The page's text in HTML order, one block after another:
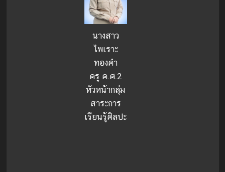
นางสาว
ไพเราะ
ทองคำ
ครู ค.ศ.2
หัวหน้ากลุ่ม
สาระการ
เรียนรู้ศิลปะ